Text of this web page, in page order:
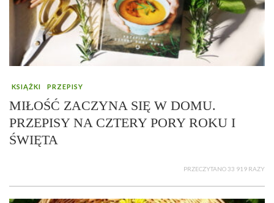
KSIĄŻKI PRZEPISY
MIŁOŚĆ ZACZYNA SIĘ W DOMU.
PRZEPISY NA CZTERY PORY ROKU I
ŚWIĘTA
PRZECZYTANO 33 919 RAZY